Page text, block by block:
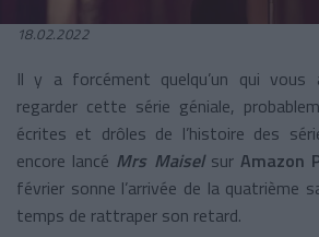
18.02.2022
Il y a forcément quelqu’un qui
regarder cette série géniale,
écrites et drôles de l’histoire des
encore lancé Mrs MaiselsurAmazon
février sonne l’arrivée de la quatrième
temps de rattraper son retard.